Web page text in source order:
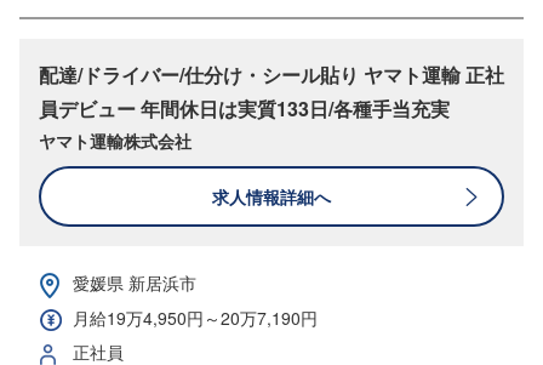
配達/ドライバー/仕分け・シール貼り ヤマト運輸 正社
員デビュー 年間休日は実質133日/各種手当充実
ヤマト運輸株式会社
求人情報詳細へ
愛媛県 新居浜市
月給19万4,950円～20万7,190円
正社員